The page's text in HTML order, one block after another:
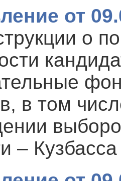
от
о
в том
– Кузбасса